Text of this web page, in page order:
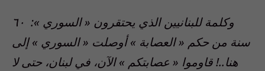
وكلمة للبنانيين الذي يحتقرون « السوري »: ٦٠
سنة من حكم « العصابة » أوصلت « السوري » إلى
هنا..! قاوموا « عصابتكم » الآن، في لبنان، حتى لا